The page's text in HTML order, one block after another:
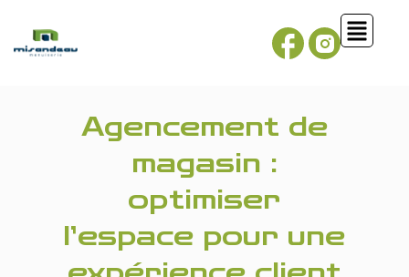
Agencement de
magasin :
optimiser
l’espace pour une